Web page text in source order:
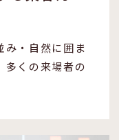
み・自然に囲ま
多くの来場者の